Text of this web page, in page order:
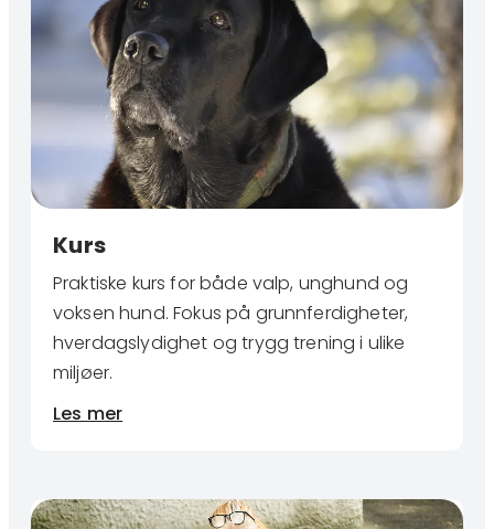
Kurs
Praktiske kurs for både valp, unghund og
voksen hund. Fokus på grunnferdigheter,
hverdagslydighet og trygg trening i ulike
miljøer.
Les mer